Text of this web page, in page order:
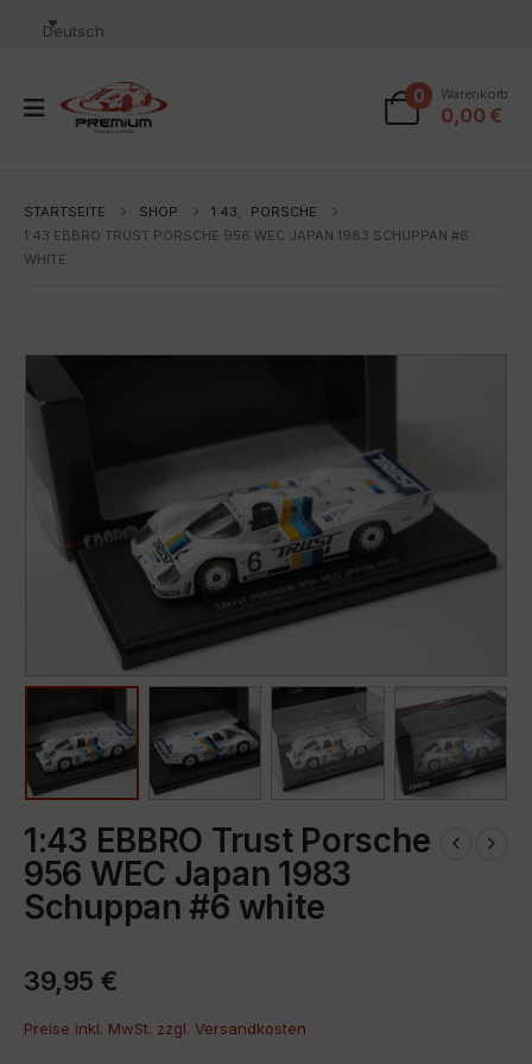
Deutsch
0 Warenkorb
0,00 €
STARTSEITE SHOP 1:43,
PORSCHE
1:43 EBBRO TRUST PORSCHE 956 WEC JAPAN 1983 SCHUPPAN #6
WHITE
1:43 EBBRO Trust Porsche
956 WEC Japan 1983
Schuppan #6 white
39,95 €
Preise inkl. MwSt. zzgl. Versandkosten